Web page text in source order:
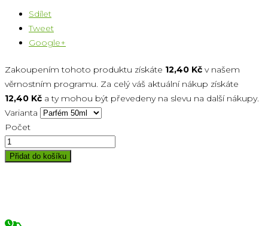
Sdílet
Tweet
Google+
Zakoupením tohoto produktu získáte 12,40 Kč v našem
věrnostním programu. Za celý váš aktuální nákup získáte
12,40 Kč a ty mohou být převedeny na slevu na další nákupy.
Varianta
Počet
Přidat do košíku